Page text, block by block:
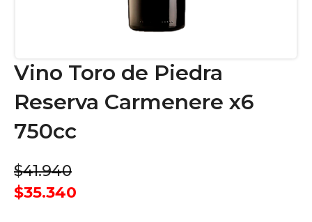
Vino Toro de Piedra
Reserva Carmenere x6
750cc
$41.940
$35.340